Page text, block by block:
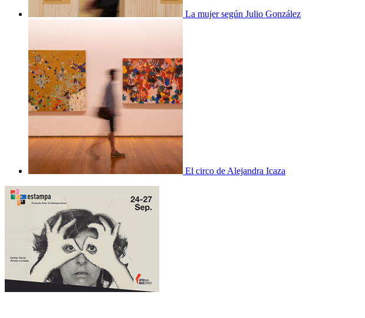
La mujer según Julio González
El circo de Alejandra Icaza